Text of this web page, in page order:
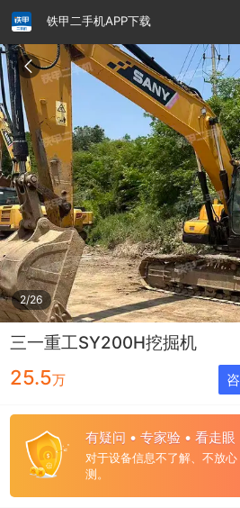
铁甲二手机APP下载
2/26
三一重工SY200H挖掘机
25.5万
有疑问 • 专家验 • 看走眼
对于设备信息不了解、不放
测。
请输入手机号
提
交
即
表
示
您
同
意
《隐
私
政
策》
铁甲龙总部 4000099032 认证经